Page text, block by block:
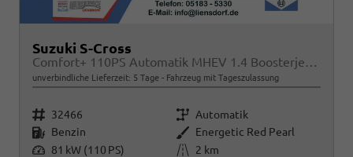
Suzuki S-Cross
Comfort+ 110PS Automatik MHEV 1.4 Boosterjet Teilleder Navi Klimaautomatik Sitzheizung ACC PDC v+h 4x Kamera Suzuki-Radio Apple CarPlay Android Auto Touchscreen 2xKeyless 17-LM
unverbindliche Lieferzeit: 5 Tage Fahrzeug mit Tageszulassung
Fahrzeugnr. 32466 Getriebe Automatik
Kraftstoff Benzin Außenfarbe Energetic Red Pearl
Leistung 81 kW (110 PS) Kilometerstand
2 km